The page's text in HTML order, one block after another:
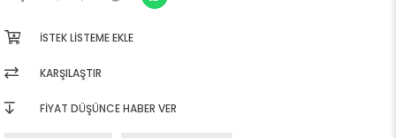
İSTEK LISTEME EKLE
KARŞILAŞTIR
FIYAT DÜŞÜNCE HABER VER